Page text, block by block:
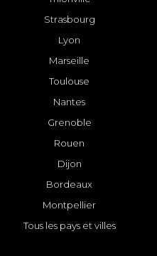
Strasbourg
Lyon
Marseille
Toulouse
Nantes
Grenoble
Rouen
Dijon
Bordeaux
Montpellier
Tous les pays et villes